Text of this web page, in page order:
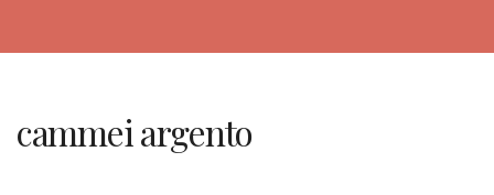
cammei argento